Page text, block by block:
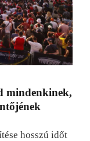
mindenkinek,
hosszú időt